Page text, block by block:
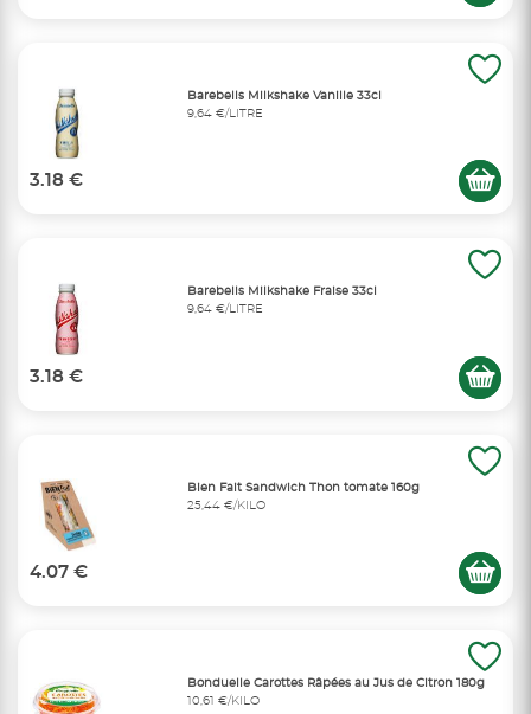
Barebells Milkshake Vanille 33cl
9,64 €/LITRE
3.18 €
Barebells Milkshake Fraise 33cl
9,64 €/LITRE
3.18 €
Bien Fait Sandwich Thon tomate 160g
25,44 €/KILO
4.07 €
Bonduelle Carottes Râpées au Jus de Citron 180g
10,61 €/KILO